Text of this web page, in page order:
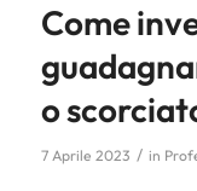
Come
o
7 Aprile 2023 / in